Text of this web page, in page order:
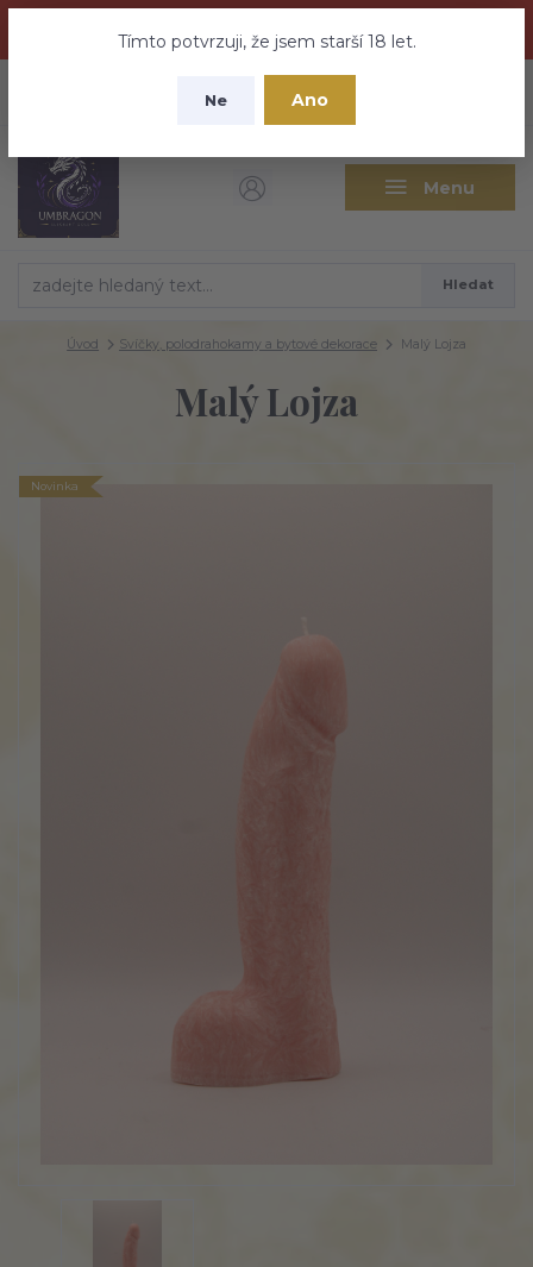
nebuďte vyděšeni zde najdete vše a ještě mnohem víc
Tímto potvrzuji, že jsem starší 18 let.
Ne Ano
Menu
CZK
Hledat
Úvod Svíčky, polodrahokamy a bytové dekorace Malý Lojza
Malý Lojza
Novinka